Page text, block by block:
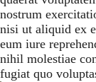
nostrum
nisi ut aliquid ex
eum iure
nihil molestiae
fugiat quo